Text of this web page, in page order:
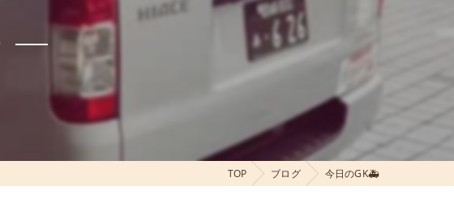
TOP ブログ 今日のGK🚑